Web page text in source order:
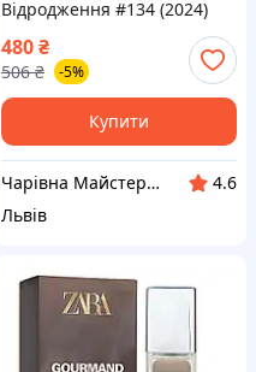
Відродження #134 (2024)
480₴
506 ₴ -5%
Купити
Чарівна Майстерня
4.6
Львів